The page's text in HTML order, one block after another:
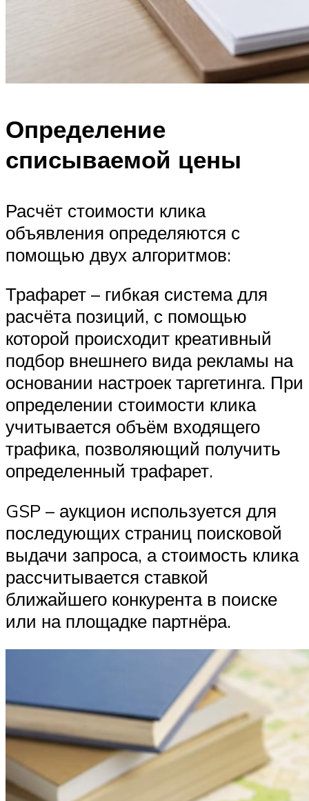
Определение
списываемой цены
Расчёт стоимости клика
объявления определяются с
помощью двух алгоритмов:
Трафарет – гибкая система для
расчёта позиций, с помощью
которой происходит креативный
подбор внешнего вида рекламы на
основании настроек таргетинга. При
определении стоимости клика
учитывается объём входящего
трафика, позволяющий получить
определенный трафарет.
GSP – аукцион используется для
последующих страниц поисковой
выдачи запроса, а стоимость клика
рассчитывается ставкой
ближайшего конкурента в поиске
или на площадке партнёра.